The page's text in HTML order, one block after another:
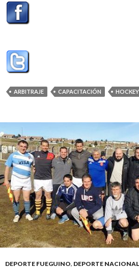
ARBITRAJE CAPACITACIÓN
DEPORTE FUEGUINO, DEPORTE NACIONAL